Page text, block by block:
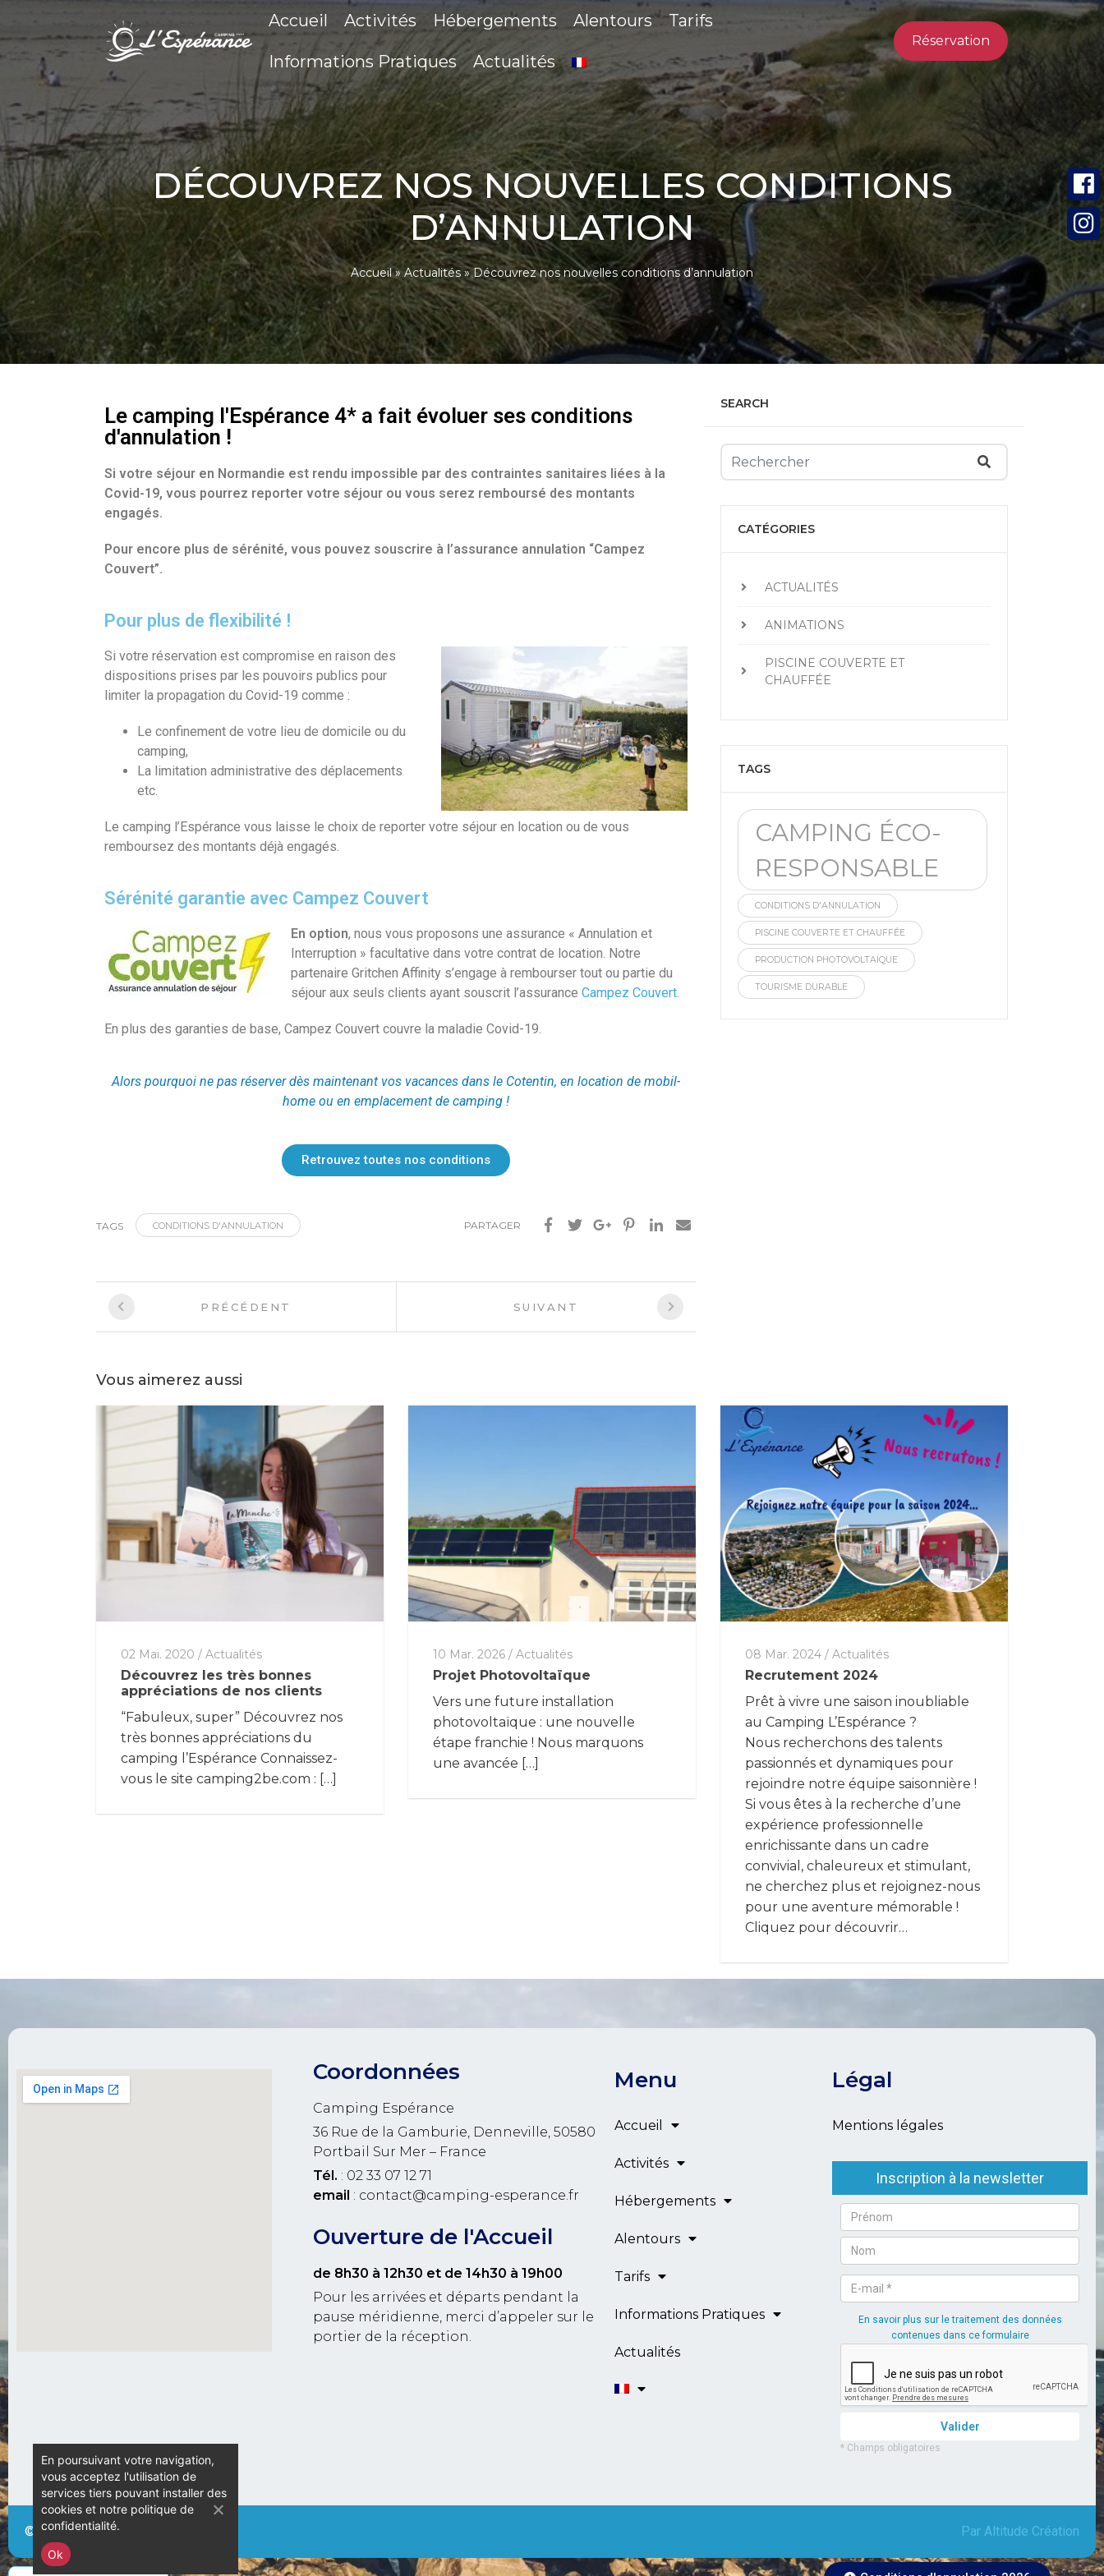
Accueil Activités Hébergements Alentours Tarifs
Informations Pratiques Actualités
Réservation
DÉCOUVREZ NOS NOUVELLES CONDITIONS
D’ANNULATION
Accueil»Actualités »Découvrez nos nouvelles conditions d’annulation
Le camping l'Espérance 4* a fait évoluer ses conditions
d'annulation !
Si votre séjour en Normandie est rendu impossible par des contraintes sanitaires liées à la
Covid-19, vous pourrez reporter votre séjour ou vous serez remboursé des montants
engagés.
Pour encore plus de sérénité, vous pouvez souscrire à l’assurance annulation “Campez
Couvert”.
Pour plus de flexibilité !
Si votre réservation est compromise en raison des
dispositions prises par les pouvoirs publics pour
limiter la propagation du Covid-19 comme :
Le confinement de votre lieu de domicile ou du
camping,
La limitation administrative des déplacements
etc.
Le camping l’Espérance vous laisse le choix de reporter votre séjour en location ou de vous
remboursez des montants déjà engagés.
Sérénité garantie avec Campez Couvert
En option, nous vous proposons une assurance « Annulation et
Interruption » facultative dans votre contrat de location. Notre
partenaire Gritchen Affinity s’engage à rembourser tout ou partie du
séjour aux seuls clients ayant souscrit l’assurance Campez Couvert.
En plus des garanties de base, Campez Couvert couvre la maladie Covid-19.
Alors pourquoi ne pas réserver dès maintenant vos vacances dans le Cotentin, en location de mobil-
home ou en emplacement de camping !
Retrouvez toutes nos conditions
TAGS CONDITIONS D'ANNULATION PARTAGER
PRÉCÉDENT SUIVANT
SEARCH
CATÉGORIES
ACTUALITÉS
ANIMATIONS
PISCINE COUVERTE ET
CHAUFFÉE
TAGS
CAMPING ÉCO-
RESPONSABLE
CONDITIONS D'ANNULATION
PISCINE COUVERTE ET CHAUFFÉE
PRODUCTION PHOTOVOLTAÏQUE
TOURISME DURABLE
Vous aimerez aussi
02 Mai. 2020 / Actualités
Découvrez les très bonnes
appréciations de nos clients
“Fabuleux, super” Découvrez nos
très bonnes appréciations du
camping l’Espérance Connaissez-
vous le site camping2be.com : […]
10 Mar. 2026 / Actualités
Projet Photovoltaïque
Vers une future installation
photovoltaïque : une nouvelle
étape franchie ! Nous marquons
une avancée […]
08 Mar. 2024 / Actualités
Recrutement 2024
Prêt à vivre une saison inoubliable
au Camping L’Espérance ?
Nous recherchons des talents
passionnés et dynamiques pour
rejoindre notre équipe saisonnière !
Si vous êtes à la recherche d’une
expérience professionnelle
enrichissante dans un cadre
convivial, chaleureux et stimulant,
ne cherchez plus et rejoignez-nous
pour une aventure mémorable !
Cliquez pour découvrir…
Coordonnées
Camping Espérance
36 Rue de la Gamburie, Denneville, 50580
Portbail Sur Mer – France
Tél. : 02 33 07 12 71
email : contact@camping-esperance.fr
Ouverture de l'Accueil
de 8h30 à 12h30 et de 14h30 à 19h00
Pour les arrivées et départs pendant la
pause méridienne, merci d’appeler sur le
portier de la réception.
Menu
Accueil
Activités
Hébergements
Alentours
Tarifs
Informations Pratiques
Actualités
Légal
Mentions légales
© Camping L’Espérance – 2020 Par Altitude Création
En poursuivant votre navigation,
vous acceptez l'utilisation de
services tiers pouvant installer des
cookies et notre politique de
confidentialité.
Ok